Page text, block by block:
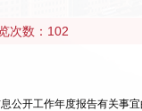
次数：102
公开工作年度报告有关事